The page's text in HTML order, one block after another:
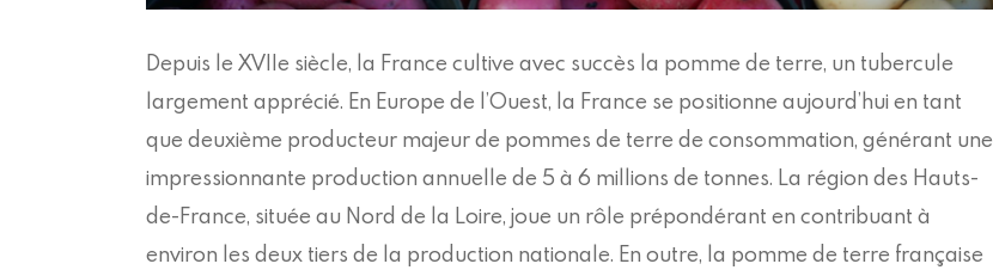
Depuis le XVIIe siècle, la France cultive avec succès la pomme de terre, un tubercule
largement apprécié. En Europe de l’Ouest, la France se positionne aujourd’hui en tant
que deuxième producteur majeur de pommes de terre de consommation, générant une
impressionnante production annuelle de 5 à 6 millions de tonnes. La région des Hauts-
de-France, située au Nord de la Loire, joue un rôle prépondérant en contribuant à
environ les deux tiers de la production nationale. En outre, la pomme de terre française